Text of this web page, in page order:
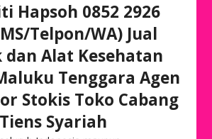
Hapsoh 0852 2926
Telpon/WA) Jual
dan Alat Kesehatan
Tenggara Agen
Stokis Toko Cabang
Tiens Syariah